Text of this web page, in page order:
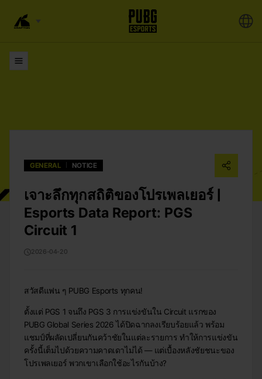
GENERAL NOTICE
เจาะลึกทุกสถิติของโปรเพลเยอร์ |
Esports Data Report: PGS
Circuit 1
2026-04-20
สวัสดีแฟน ๆ PUBG Esports ทุกคน!
ตั้งแต่ PGS 1 จนถึง PGS 3 การแข่งขันใน Circuit แรกของ
PUBG Global Series 2026 ได้ปิดฉากลงเรียบร้อยแล้ว พร้อม
แชมป์ที่ผลัดเปลี่ยนกันคว้าชัยในแต่ละรายการ ทำให้การแข่งขัน
ครั้งนี้เต็มไปด้วยความคาดเดาไม่ได้ — แต่เบื้องหลังชัยชนะของ
โปรเพลเยอร์ พวกเขาเลือกใช้อะไรกันบ้าง?